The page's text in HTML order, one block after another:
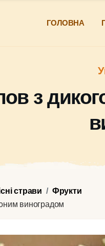
ГОЛОВНА
з
страви
Фрукти
виноградом